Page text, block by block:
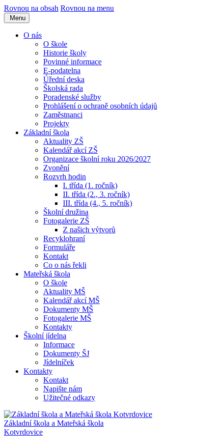
Rovnou na obsah Rovnou na menu
Menu
O nás
O škole
Historie školy
Povinné informace
E-podatelna
Úřední deska
Školská rada
Poradenské služby
Prohlášení o ochraně osobních údajů
Zaměstnanci
Projekty
Základní škola
Aktuality ZŠ
Kalendář akcí ZŠ
Organizace školní roku 2026/2027
Zvonění
Rozvrh hodin
I. třída (1. ročník)
II. třída (2., 3. ročník)
III. třída (4., 5. ročník)
Školní družina
Fotogalerie ZŠ
Z našich výtvorů
Recyklohraní
Formuláře
Kontakt
Co o nás řekli
Mateřská škola
O škole
Aktuality MŠ
Kalendář akcí MŠ
Dokumenty MŠ
Fotogalerie MŠ
Kontakty
Školní jídelna
Informace
Dokumenty ŠJ
Jídelníček
Kontakty
Kontakt
Napište nám
Užitečné odkazy
Základní škola a Mateřská škola
Kotvrdovice